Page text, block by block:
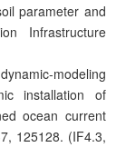
parameter and
Infrastructure
modeling
installation of
ocean current
125128. (IF4.3,